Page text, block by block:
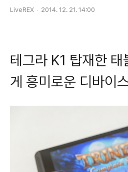
LiveREX 2014. 12. 21. 14:00
테그라 K1 탑재한 태
게 흥미로운 디바이